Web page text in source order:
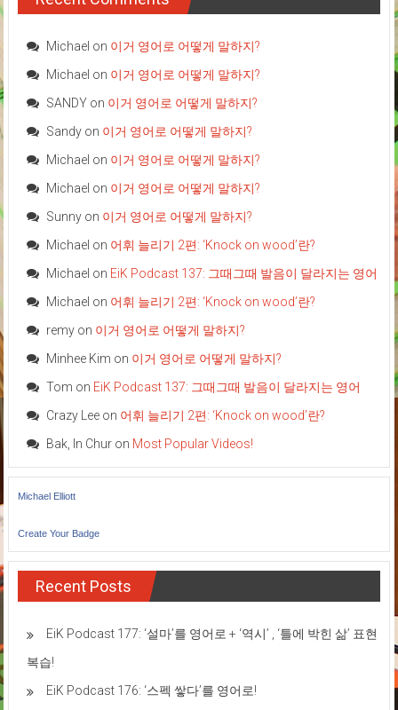
Michael on 이거 영어로 어떻게 말하지?
Michael on 이거 영어로 어떻게 말하지?
SANDYon 이거 영어로 어떻게 말하지?
Sandyon 이거 영어로 어떻게 말하지?
Michael on 이거 영어로 어떻게 말하지?
Michael on 이거 영어로 어떻게 말하지?
Sunnyon 이거 영어로 어떻게 말하지?
Michael on 어휘 늘리기 2편: ‘Knock on wood’란?
Michael on EiK Podcast 137: 그때그때 발음이 달라지는 영어
Michael on 어휘 늘리기 2편: ‘Knock on wood’란?
remyon 이거 영어로 어떻게 말하지?
Minhee Kim on 이거 영어로 어떻게 말하지?
Tom on EiK Podcast 137: 그때그때 발음이 달라지는 영어
Crazy Leeon 어휘 늘리기 2편: ‘Knock on wood’란?
Bak, In Churon Most Popular Videos!
Michael Elliott
Create Your Badge
Recent Posts
EiK Podcast 177: ‘설마’를 영어로 + ‘역시’ , ‘틀에 박힌 삶’ 표현
복습!
EiK Podcast 176: ‘스펙 쌓다’를 영어로!